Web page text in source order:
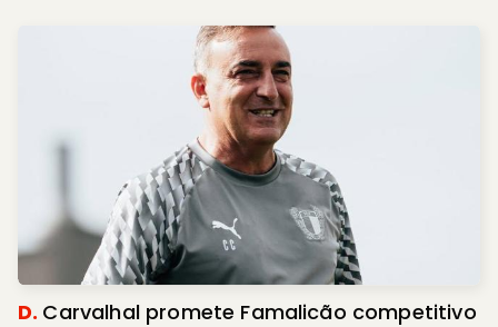
D. Carvalhal promete Famalicão competitivo